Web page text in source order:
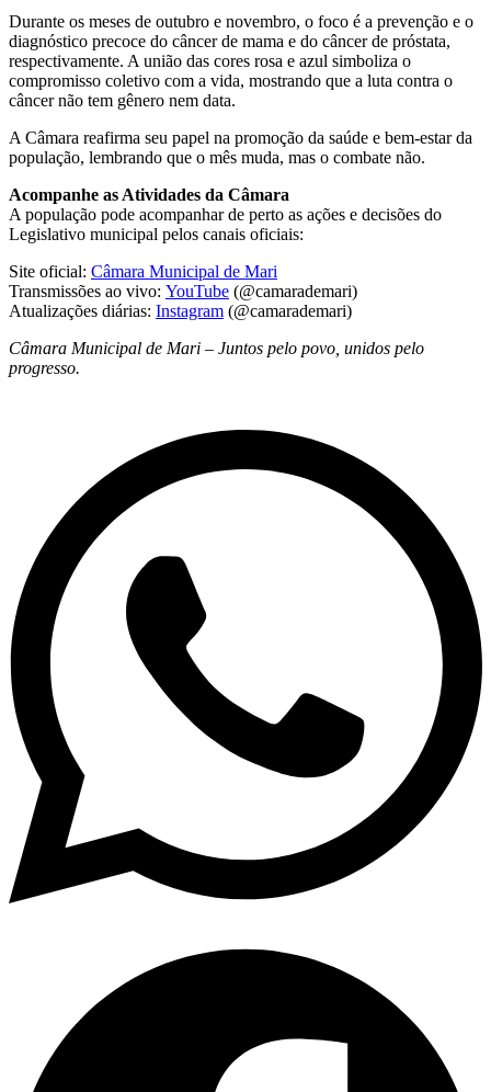
Durante os meses de outubro e novembro, o foco é a prevenção e o
diagnóstico precoce do câncer de mama e do câncer de próstata,
respectivamente. A união das cores rosa e azul simboliza o
compromisso coletivo com a vida, mostrando que a luta contra o
câncer não tem gênero nem data.
A Câmara reafirma seu papel na promoção da saúde e bem-estar da
população, lembrando que o mês muda, mas o combate não.
Acompanhe as Atividades da Câmara
A população pode acompanhar de perto as ações e decisões do
Legislativo municipal pelos canais oficiais:
Site oficial: Câmara Municipal de Mari
Transmissões ao vivo: YouTube (@camarademari)
Atualizações diárias: Instagram (@camarademari)
Câmara Municipal de Mari – Juntos pelo povo, unidos pelo
progresso.